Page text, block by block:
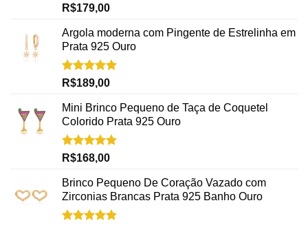
Avaliação
R$179,00
Argola moderna com Pingente de Estrelinha em
Prata 925 Ouro
Avaliação
R$189,00
Mini Brinco Pequeno de Taça de Coquetel
Colorido Prata 925 Ouro
Avaliação
R$168,00
Brinco Pequeno De Coração Vazado com
Zirconias Brancas Prata 925 Banho Ouro